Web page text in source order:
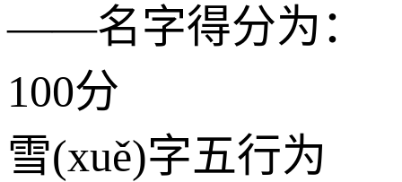
——名字得分为：
100分
雪(xuě)字五行为